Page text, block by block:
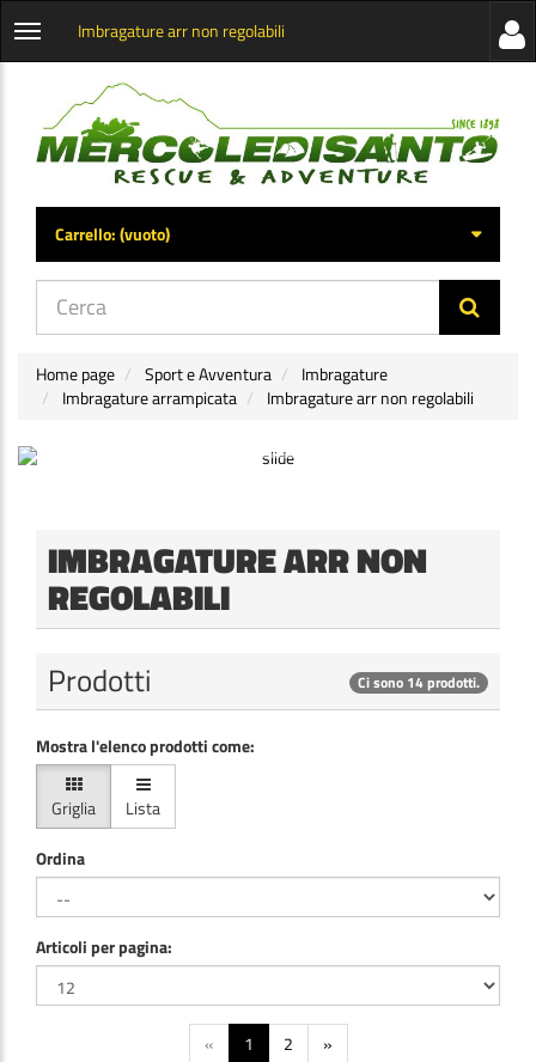
Apri
categorie
Imbragature arr non regolabili
di
Carrello:(vuoto)
Home page Sport e Avventura
Imbragature
Imbragature arrampicata
Imbragature arr non regolabili
IMBRAGATURE ARR NON
REGOLABILI
Prodotti Ci sono 14 prodotti.
Mostra l'elenco prodotti come:
Griglia
Lista
Ordina
Articoli per pagina:
« 1 2 »